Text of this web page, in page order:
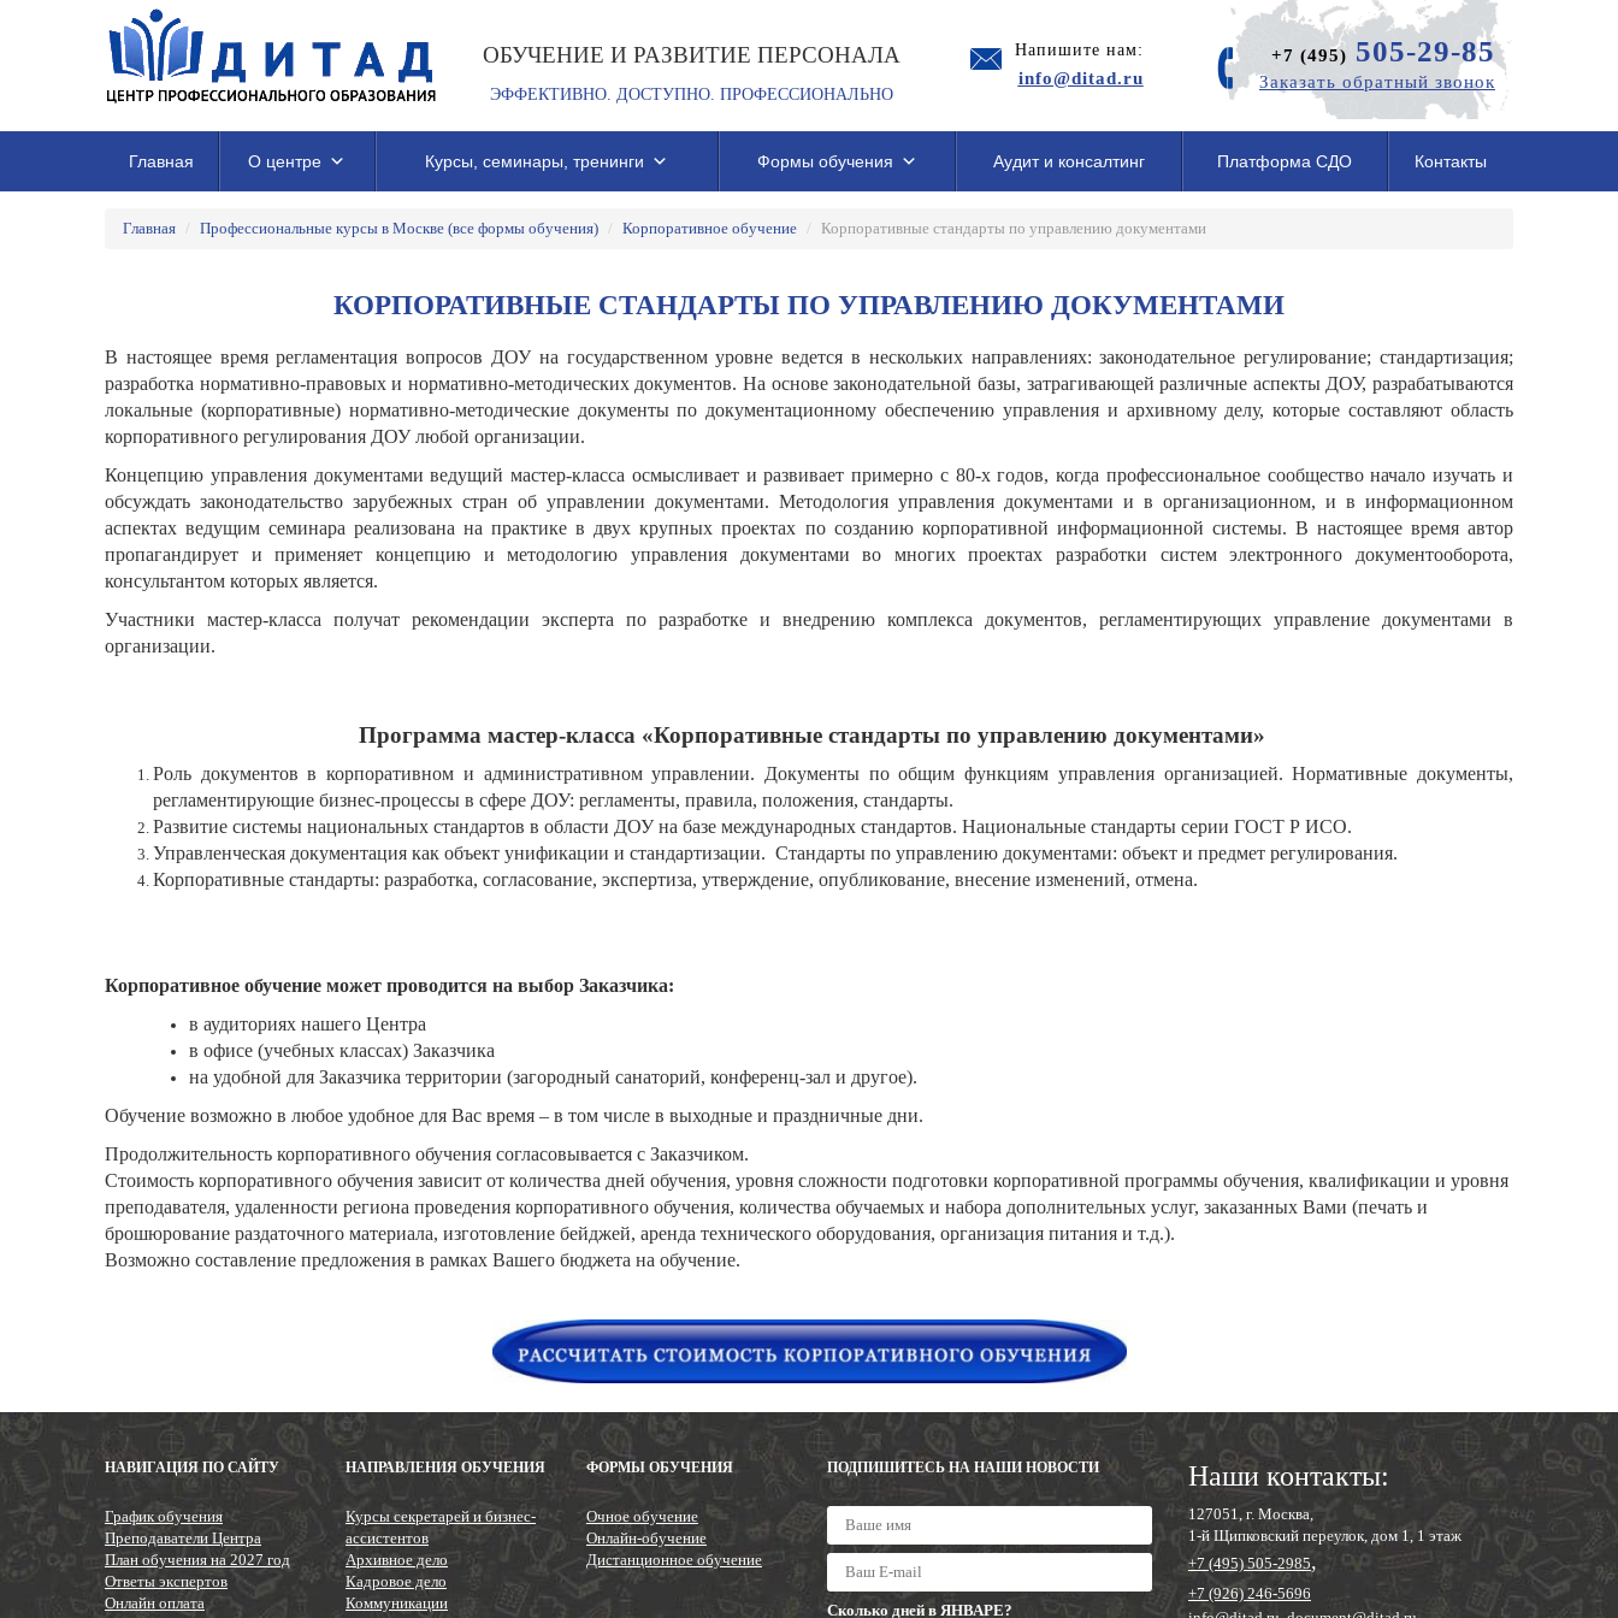
ОБУЧЕНИЕ И РАЗВИТИЕ ПЕРСОНАЛА
ЭФФЕКТИВНО. ДОСТУПНО. ПРОФЕССИОНАЛЬНО
Напишите нам:
info@ditad.ru
+7 (495) 505-29-85
Заказать обратный звонок
Главная О центре Курсы, семинары, тренинги Формы обучения Аудит и консалтинг Платформа СДО Контакты
Главная / Профессиональные курсы в Москве (все формы обучения) / Корпоративное обучение / Корпоративные стандарты по управлению документами
КОРПОРАТИВНЫЕ СТАНДАРТЫ ПО УПРАВЛЕНИЮ ДОКУМЕНТАМИ
В настоящее время регламентация вопросов ДОУ на государственном уровне ведется в нескольких направлениях: законодательное регулирование; стандартизация;
разработка нормативно-правовых и нормативно-методических документов. На основе законодательной базы, затрагивающей различные аспекты ДОУ, разрабатываются
локальные (корпоративные) нормативно-методические документы по документационному обеспечению управления и архивному делу, которые составляют область
корпоративного регулирования ДОУ любой организации.
Концепцию управления документами ведущий мастер-класса осмысливает и развивает примерно с 80-х годов, когда профессиональное сообщество начало изучать и
обсуждать законодательство зарубежных стран об управлении документами. Методология управления документами и в организационном, и в информационном
аспектах ведущим семинара реализована на практике в двух крупных проектах по созданию корпоративной информационной системы. В настоящее время автор
пропагандирует и применяет концепцию и методологию управления документами во многих проектах разработки систем электронного документооборота,
консультантом которых является.
Участники мастер-класса получат рекомендации эксперта по разработке и внедрению комплекса документов, регламентирующих управление документами в
организации.
Программа мастер-класса «Корпоративные стандарты по управлению документами»
Роль документов в корпоративном и административном управлении. Документы по общим функциям управления организацией. Нормативные документы,
регламентирующие бизнес-процессы в сфере ДОУ: регламенты, правила, положения, стандарты.
Развитие системы национальных стандартов в области ДОУ на базе международных стандартов. Национальные стандарты серии ГОСТ Р ИСО.
Управленческая документация как объект унификации и стандартизации. Стандарты по управлению документами: объект и предмет регулирования.
Корпоративные стандарты: разработка, согласование, экспертиза, утверждение, опубликование, внесение изменений, отмена.
Корпоративное обучение может проводится на выбор Заказчика:
в аудиториях нашего Центра
в офисе (учебных классах) Заказчика
на удобной для Заказчика территории (загородный санаторий, конференц-зал и другое).
Обучение возможно в любое удобное для Вас время – в том числе в выходные и праздничные дни.
Продолжительность корпоративного обучения согласовывается с Заказчиком.
Стоимость корпоративного обучения зависит от количества дней обучения, уровня сложности подготовки корпоративной программы обучения, квалификации и уровня
преподавателя, удаленности региона проведения корпоративного обучения, количества обучаемых и набора дополнительных услуг, заказанных Вами (печать и
брошюрование раздаточного материала, изготовление бейджей, аренда технического оборудования, организация питания и т.д.).
Возможно составление предложения в рамках Вашего бюджета на обучение.
НАВИГАЦИЯ ПО САЙТУ
График обучения
Преподаватели Центра
План обучения на 2027 год
Ответы экспертов
Онлайн оплата
НАПРАВЛЕНИЯ ОБУЧЕНИЯ
Курсы секретарей и бизнес-
ассистентов
Архивное дело
Кадровое дело
Коммуникации
ФОРМЫ ОБУЧЕНИЯ
Очное обучение
Онлайн-обучение
Дистанционное обучение
ПОДПИШИТЕСЬ НА НАШИ НОВОСТИ
Сколько дней в ЯНВАРЕ?
Наши контакты:
127051, г. Москва,
1-й Щипковский переулок, дом 1, 1 этаж
+7 (495) 505-2985,
+7 (926) 246-5696